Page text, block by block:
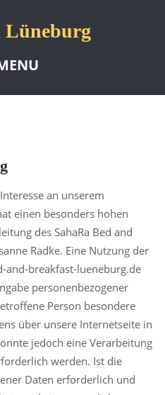
an unserem
einen besonders hohen
des SahaRa Bed and
Radke. Eine Nutzung der
and-breakfast-lueneburg.de
personenbezogener
Person besondere
über unsere Internetseite in
jedoch eine Verarbeitung
werden. Ist die
Daten erforderlich und